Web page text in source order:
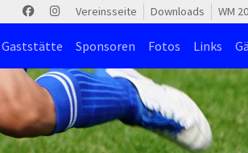
Vereinsseite Downloads WM
Gaststätte Sponsoren Fotos Links